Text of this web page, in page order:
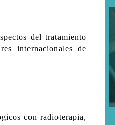
del tratamiento
internacionales de
con radioterapia,